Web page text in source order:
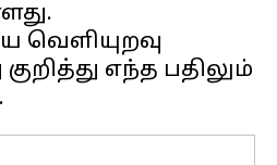
வெளியுறவு
எந்த பதிலும்